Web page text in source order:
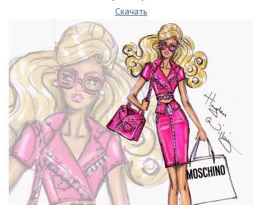
Скачать